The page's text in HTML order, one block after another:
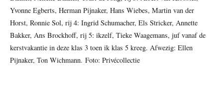
Yvonne Egberts, Herman Pijnaker, Hans Wiebes, Martin van der
Horst, Ronnie Sol, rij 4: Ingrid Schumacher, Els Stricker, Annette
Bakker, Ans Brockhoff, rij 5: ikzelf, Tieke Waagemans, juf vanaf de
kerstvakantie in deze klas 3 toen ik klas 5 kreeg. Afwezig: Ellen
Pijnaker, Ton Wichmann. Foto: Privécollectie